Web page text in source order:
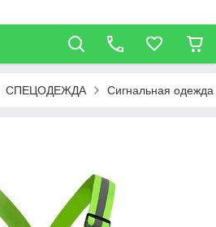
СПЕЦОДЕЖДА Сигнальная одежда